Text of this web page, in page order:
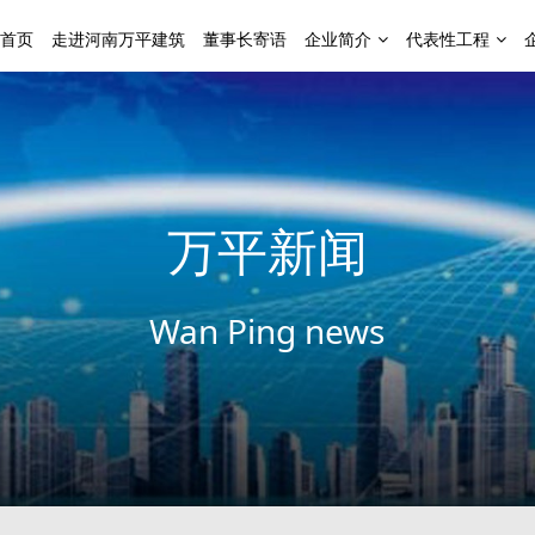
页 走进河南万平建筑 董事长寄语 企业简介 代表性工程
万平新闻
Wan Ping news